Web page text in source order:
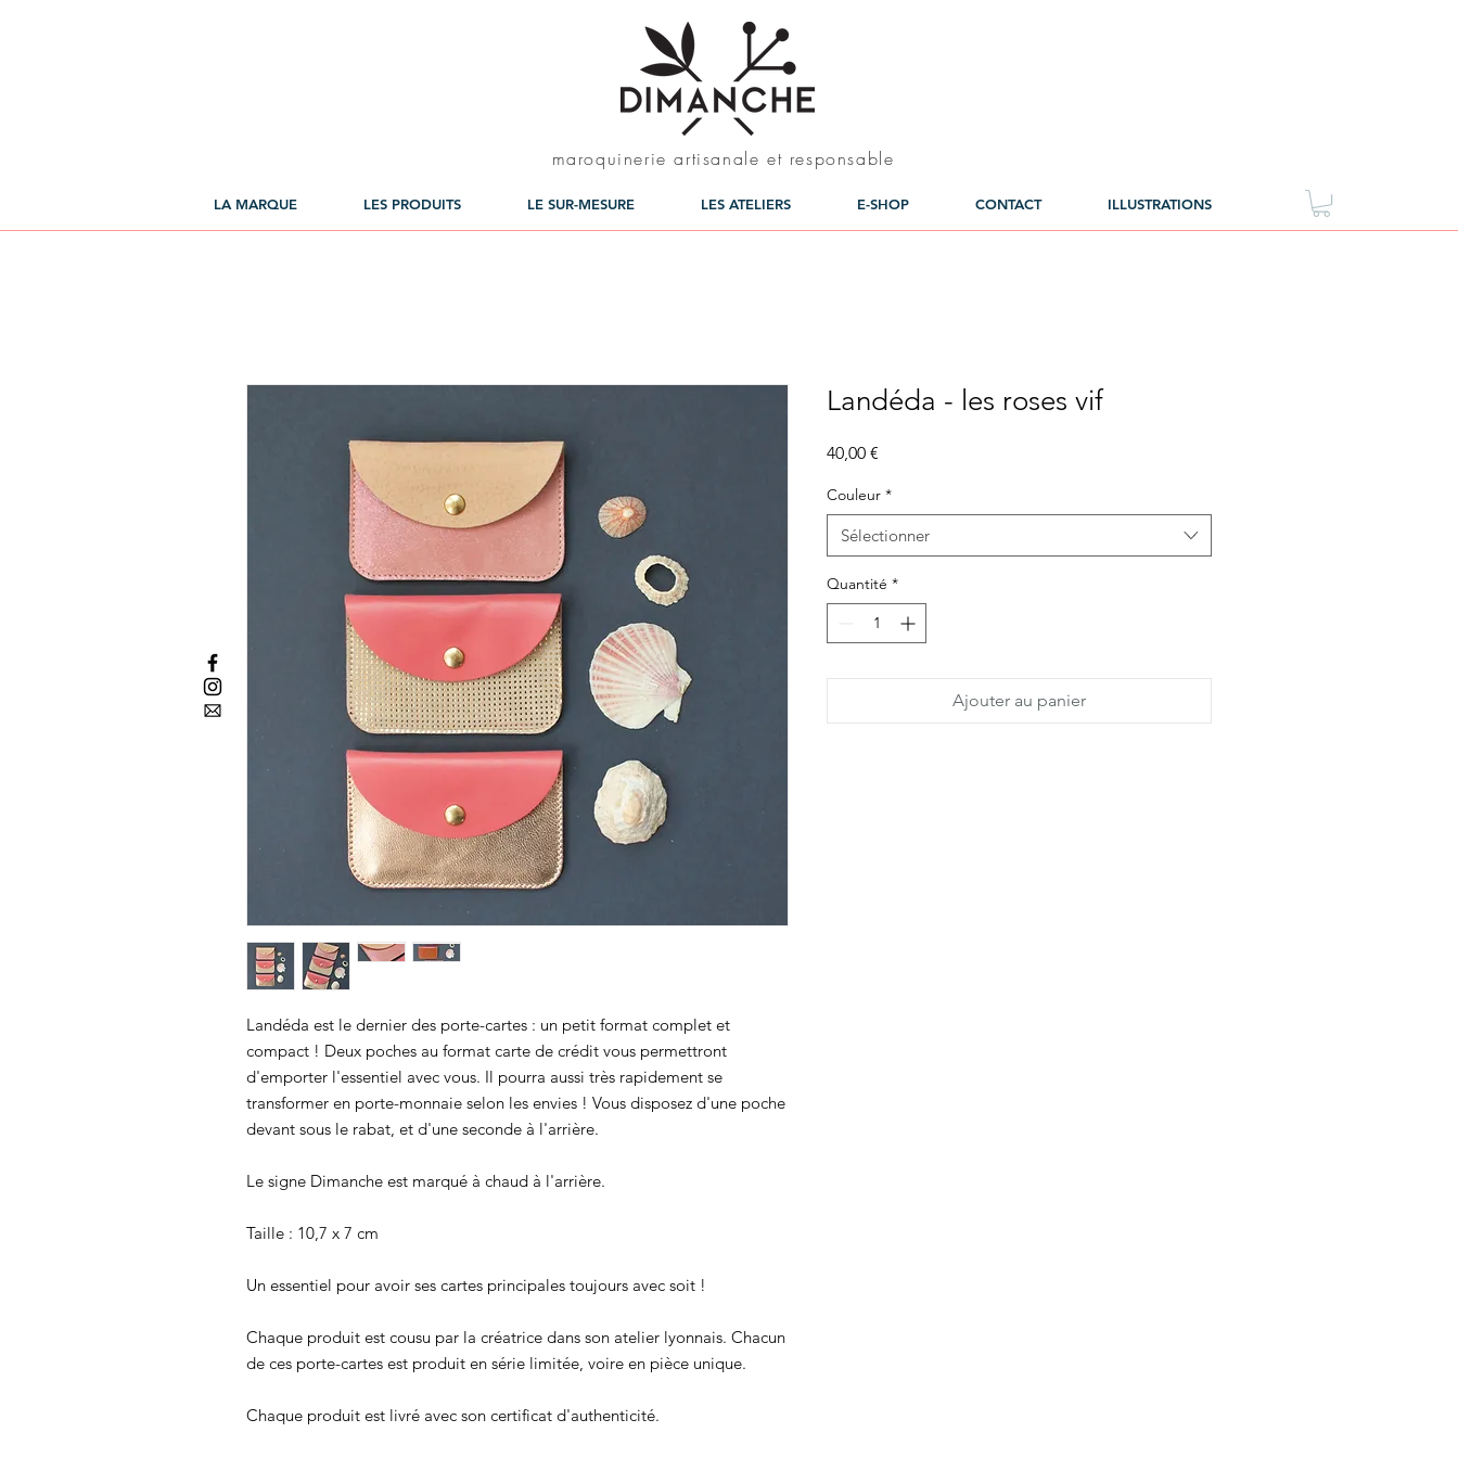
maroquinerie artisanale et responsable
LA MARQUE LES PRODUITS LE SUR-MESURE LES ATELIERS E-SHOP CONTACT ILLUSTRATIONS
Landéda est le dernier des porte-cartes : un petit format complet et
compact ! Deux poches au format carte de crédit vous permettront
d'emporter l'essentiel avec vous. Il pourra aussi très rapidement se
transformer en porte-monnaie selon les envies ! Vous disposez d'une poche
devant sous le rabat, et d'une seconde à l'arrière.
Le signe Dimanche est marqué à chaud à l'arrière.
Taille : 10,7 x 7 cm
Un essentiel pour avoir ses cartes principales toujours avec soit !
Chaque produit est cousu par la créatrice dans son atelier lyonnais. Chacun
de ces porte-cartes est produit en série limitée, voire en pièce unique.
Chaque produit est livré avec son certificat d'authenticité.
Landéda - les roses vif
40,00 €
Couleur *
Sélectionner
Quantité *
Ajouter au panier